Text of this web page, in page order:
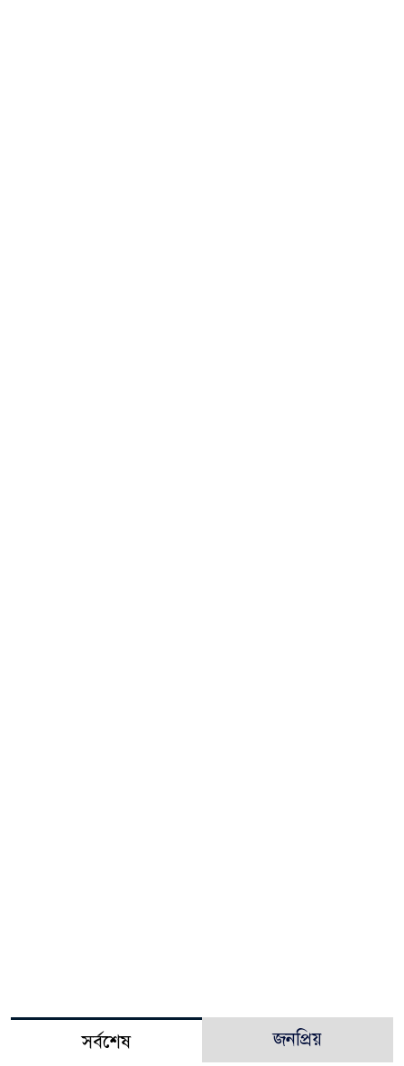
সর্বশেষ জনপ্রিয়